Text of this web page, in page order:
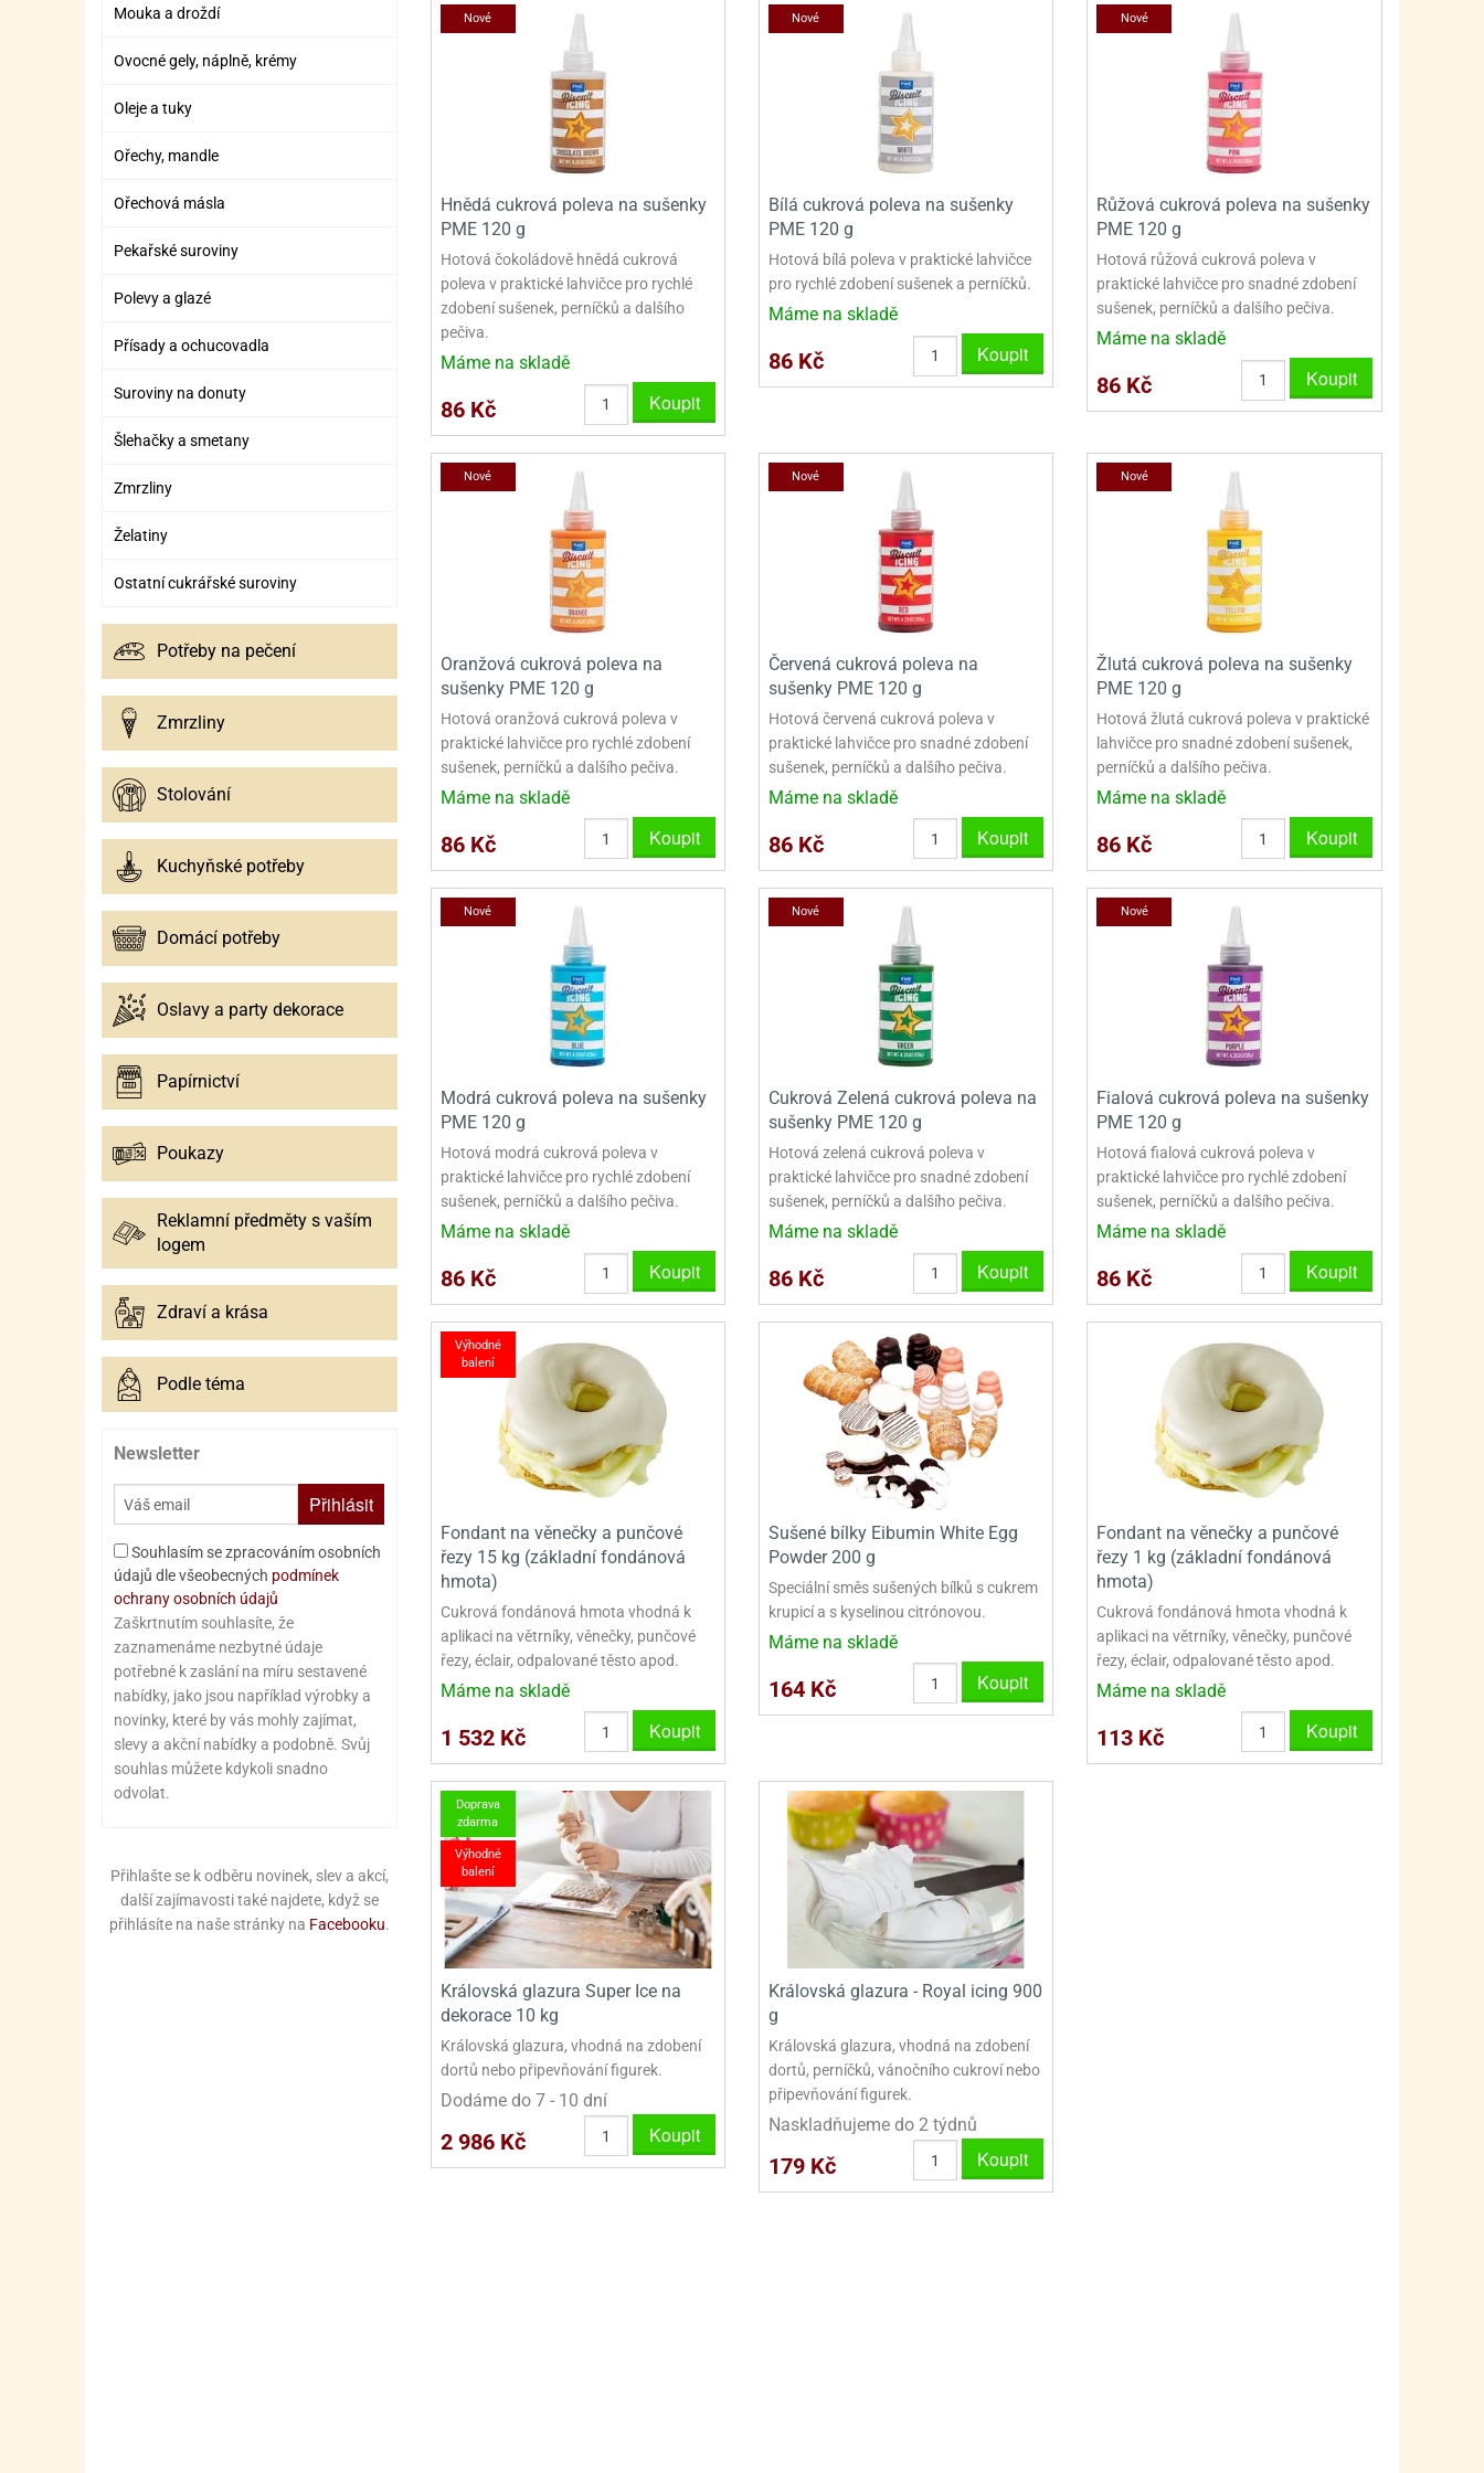
SUROVINY NA DONUTY
ŠLEHAČKY A SMETANY
ZMRZLINY
ŽELATINY
OSTATNÍ CUKRÁŘSKÉ SUROVINY
DRIP POLEVY
SUROVINY NA DONUTY
ŠLEHAČKY A SMETANYZTUŽOVAČE ŠLEHAČKY
ROSTLINNÉ ŠLEHAČKY
ŽIVOČIŠNÉ ŠLEHAČKY
OSTATNÍ CUKRÁŘSKÉ SUROVINY
JEDLÉ CHLADÍCÍ SPREJE
VYKRAJOVÁTKA - VÁNOCE
VYKRAJOVÁTKA - VELIKONOCE
VYKRAJOVÁTKA - ZVÍŘATA
VYKRAJOVÁTKA - ROSTLINY
VYKRAJOVÁTKA - BUDOVY
VYKRAJOVÁTKA - OSTATNÍ
SADY VYKRAJOVÁTEK - OSTATNÍ
SADY VYKRAJOVÁTEK - VÁNOCE
VYKRAJOVÁTKA - HNĚTYNKY, NA KOBLIHY
VYKRAJOVÁTKA VELKÁ NA PERNÍKY
NEREZOVÉ VYKRAJOVAČKY
SKLENĚNÉ DÓZY A LAHVE
VAKUOVÉ UCHOVÁNÍ POTRAVIN
PLECHOVÉ KRABIČKY
PRO FANOUŠKY ŠMOULŮ - THE SMURFS
PRO FANOUŠKY TLAPKOVÉ PATROLY - PAW
PRO FANOUŠKY TROLLS - TROLOVÉ
Mouka a droždí
Ovocné gely, náplně, krémy
Oleje a tuky
Ořechy, mandle
Ořechová másla
Pekařské suroviny
Polevy a glazé
Přísady a ochucovadla
Suroviny na donuty
Šlehačky a smetany
Zmrzliny
Želatiny
Ostatní cukrářské suroviny
Potřeby na pečení
Zmrzliny
Stolování
Kuchyňské potřeby
Domácí potřeby
Oslavy a party dekorace
Papírnictví
Poukazy
Reklamní předměty s vaším
logem
Zdraví a krása
Podle téma
Newsletter
Přihlásit
Souhlasím se zpracováním osobních
údajů dle všeobecných podmínek
ochrany osobních údajů
Zaškrtnutím souhlasíte, že
zaznamenáme nezbytné údaje
potřebné k zaslání na míru sestavené
nabídky, jako jsou například výrobky a
novinky, které by vás mohly zajímat,
slevy a akční nabídky a podobně. Svůj
souhlas můžete kdykoli snadno
odvolat.
Přihlašte se k odběru novinek, slev a akcí,
další zajímavosti také najdete, když se
přihlásíte na naše stránky na Facebooku.
Hnědá cukrová poleva na sušenky
PME 120 g
Hotová čokoládově hnědá cukrová
poleva v praktické lahvičce pro rychlé
zdobení sušenek, perníčků a dalšího
pečiva.
Máme na skladě
86 Kč Koupit
Nové
Bílá cukrová poleva na sušenky
PME 120 g
Hotová bílá poleva v praktické lahvičce
pro rychlé zdobení sušenek a perníčků.
Máme na skladě
86 Kč Koupit
Nové
Růžová cukrová poleva na sušenky
PME 120 g
Hotová růžová cukrová poleva v
praktické lahvičce pro snadné zdobení
sušenek, perníčků a dalšího pečiva.
Máme na skladě
86 Kč Koupit
Nové
Oranžová cukrová poleva na
sušenky PME 120 g
Hotová oranžová cukrová poleva v
praktické lahvičce pro rychlé zdobení
sušenek, perníčků a dalšího pečiva.
Máme na skladě
86 Kč Koupit
Nové
Červená cukrová poleva na
sušenky PME 120 g
Hotová červená cukrová poleva v
praktické lahvičce pro snadné zdobení
sušenek, perníčků a dalšího pečiva.
Máme na skladě
86 Kč Koupit
Nové
Žlutá cukrová poleva na sušenky
PME 120 g
Hotová žlutá cukrová poleva v praktické
lahvičce pro snadné zdobení sušenek,
perníčků a dalšího pečiva.
Máme na skladě
86 Kč Koupit
Nové
Modrá cukrová poleva na sušenky
PME 120 g
Hotová modrá cukrová poleva v
praktické lahvičce pro rychlé zdobení
sušenek, perníčků a dalšího pečiva.
Máme na skladě
86 Kč Koupit
Nové
Cukrová Zelená cukrová poleva na
sušenky PME 120 g
Hotová zelená cukrová poleva v
praktické lahvičce pro snadné zdobení
sušenek, perníčků a dalšího pečiva.
Máme na skladě
86 Kč Koupit
Nové
Fialová cukrová poleva na sušenky
PME 120 g
Hotová fialová cukrová poleva v
praktické lahvičce pro rychlé zdobení
sušenek, perníčků a dalšího pečiva.
Máme na skladě
86 Kč Koupit
Nové
Fondant na věnečky a punčové
řezy 15 kg (základní fondánová
hmota)
Cukrová fondánová hmota vhodná k
aplikaci na větrníky, věnečky, punčové
řezy, éclair, odpalované těsto apod.
Máme na skladě
1 532 Kč Koupit
Výhodné
balení
Sušené bílky Eibumin White Egg
Powder 200 g
Speciální směs sušených bílků s cukrem
krupicí a s kyselinou citrónovou.
Máme na skladě
164 Kč Koupit
Fondant na věnečky a punčové
řezy 1 kg (základní fondánová
hmota)
Cukrová fondánová hmota vhodná k
aplikaci na větrníky, věnečky, punčové
řezy, éclair, odpalované těsto apod.
Máme na skladě
113 Kč Koupit
Královská glazura Super Ice na
dekorace 10 kg
Královská glazura, vhodná na zdobení
dortů nebo připevňování figurek.
Dodáme do 7 - 10 dní
2 986 Kč Koupit
Doprava
zdarma
Výhodné
balení
Královská glazura - Royal icing 900
g
Královská glazura, vhodná na zdobení
dortů, perníčků, vánočního cukroví nebo
připevňování figurek.
Naskladňujeme do 2 týdnů
179 Kč Koupit